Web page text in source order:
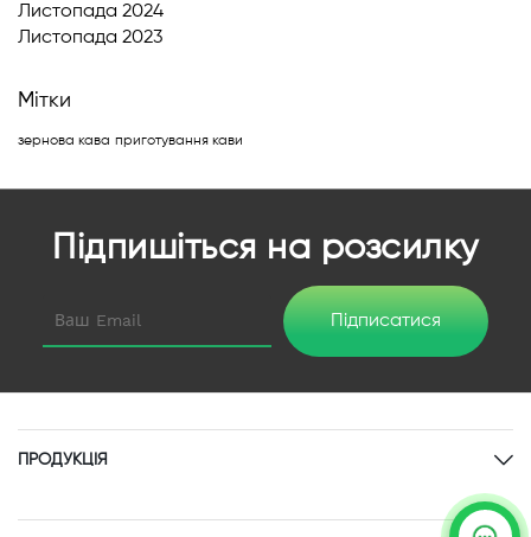
Листопада 2024
Листопада 2023
Мітки
зернова кава приготування кави
Підпишіться на розсилку
Підписатися
ПРОДУКЦІЯ